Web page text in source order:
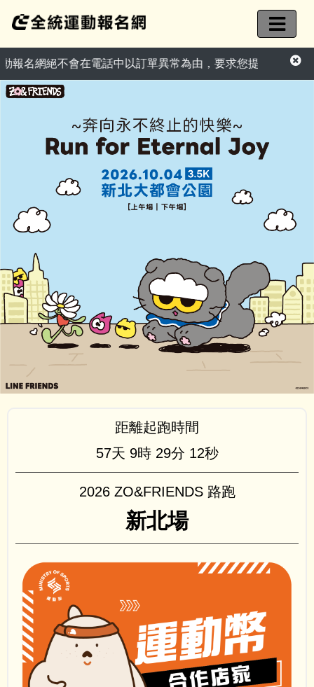
會在電話中以訂單異常為由，要求您提供信用卡資訊或ATM
距離起跑時間
57天 9時 29分 11秒
2026 ZO&FRIENDS 路跑
新北場